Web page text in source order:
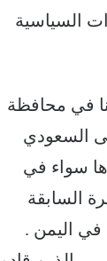
السياسية
في محافظة
السعودي
سواء في
السابقة
في اليمن .